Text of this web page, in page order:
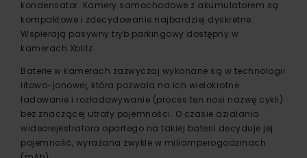
kondensator. Kamery samochodowe z akumulatorem są
kompaktowe i zdecydowanie najbardziej dyskretne.
Wspierają pasywny tryb parkingowy dostępny w
kamerach Xblitz.
Baterie w kamerach zazwyczaj wykonane są w technologii
litowo-jonowej, która pozwala na ich wielokrotne
ładowanie i rozładowywanie (proces ten nosi nazwę cykli)
bez znaczącej utraty pojemności. O czasie działania
wideorejestratora opartego na takiej baterii decyduje jej
pojemność, wyrażana zwykle w miliamperogodzinach